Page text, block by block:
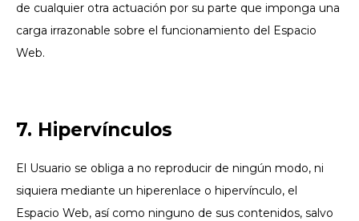
de cualquier otra actuación por su parte que imponga una
carga irrazonable sobre el funcionamiento del Espacio
Web.
7. Hipervínculos
El Usuario se obliga a no reproducir de ningún modo, ni
siquiera mediante un hiperenlace o hipervínculo, el
Espacio Web, así como ninguno de sus contenidos, salvo